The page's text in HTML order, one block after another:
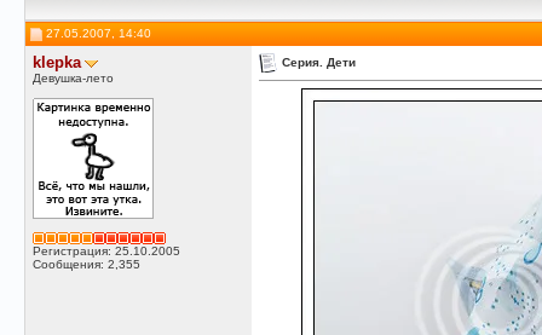
27.05.2007, 14:40
klepka
Девушка-лето
Регистрация: 25.10.2005
Сообщения: 2,355
Серия. Дети